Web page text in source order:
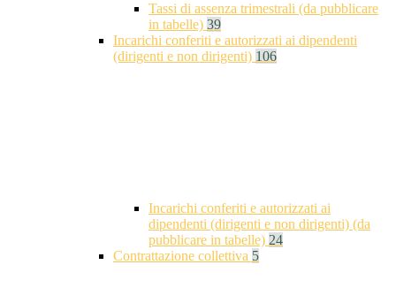
Tassi di assenza trimestrali (da pubblicare
in tabelle) 39
Incarichi conferiti e autorizzati ai dipendenti
(dirigenti e non dirigenti) 106
Incarichi conferiti e autorizzati ai
dipendenti (dirigenti e non dirigenti) (da
pubblicare in tabelle) 24
Contrattazione collettiva 5